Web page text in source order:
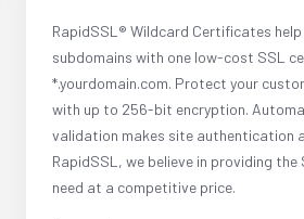
RapidSSL® Wildcard Certificates
subdomains with one low-cost SSL
*.yourdomain.com. Protect your
with up to 256-bit encryption.
validation makes site authentication
RapidSSL, we believe in providing
need at a competitive price.